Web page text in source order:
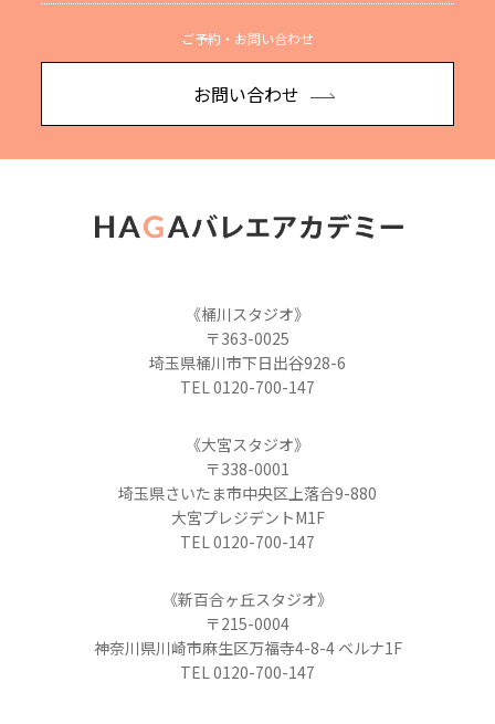
ご予約・お問い合わせ
お問い合わせ
《桶川スタジオ》
〒363-0025
埼玉県桶川市下日出谷928-6
TEL 0120-700-147
《大宮スタジオ》
〒338-0001
埼玉県さいたま市中央区上落合9-880
大宮プレジデントM1F
TEL 0120-700-147
《新百合ヶ丘スタジオ》
〒215-0004
神奈川県川崎市麻生区万福寺4-8-4 ベルナ1F
TEL 0120-700-147